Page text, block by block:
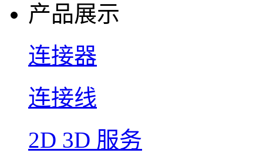
产品展示
连接器
连接线
2D 3D 服务